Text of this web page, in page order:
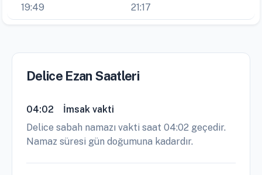
19:49
21:17
Delice Ezan Saatleri
04:02
İmsak vakti
Delice sabah namazı vakti saat 04:02 geçedir.
Namaz süresi gün doğumuna kadardır.